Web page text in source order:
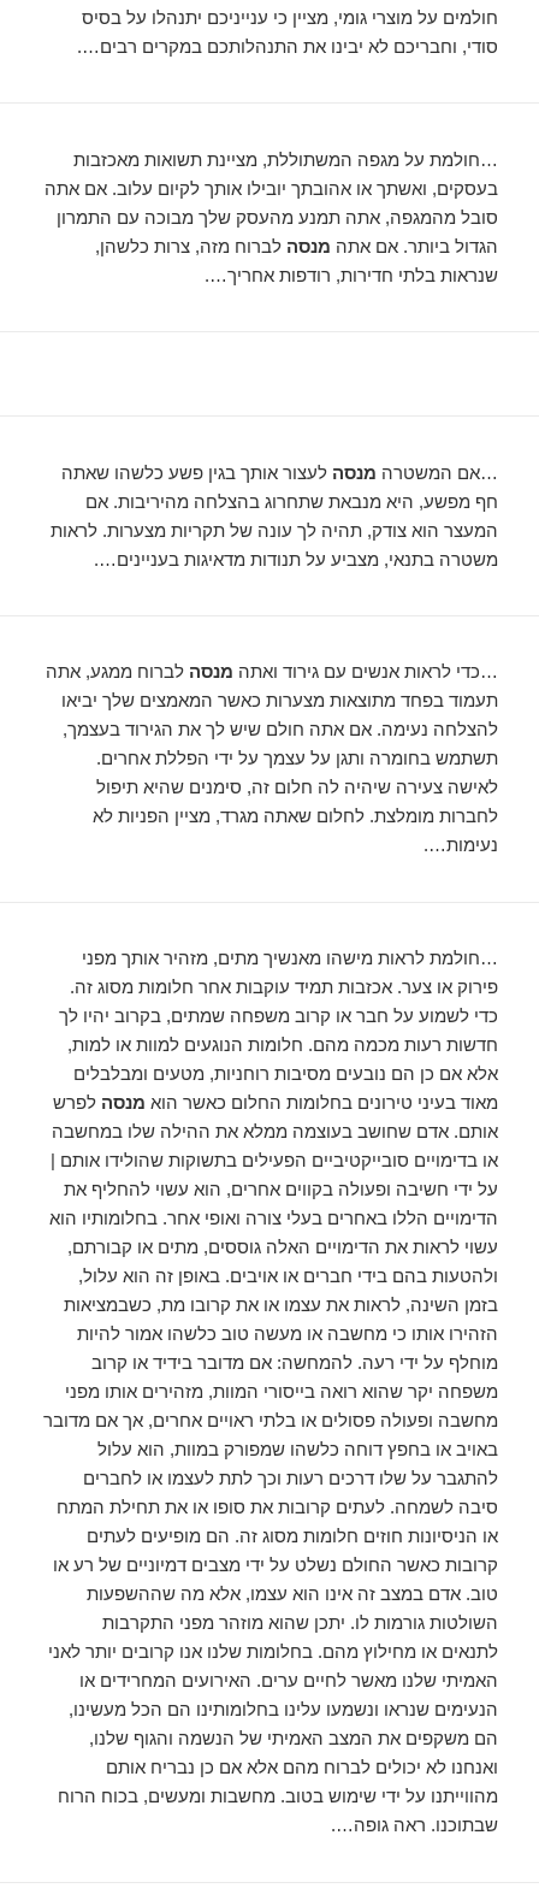
חולמים על מוצרי גומי, מציין כי ענייניכם יתנהלו על בסיס
סודי, וחבריכם לא יבינו את התנהלותכם במקרים רבים….
…חולמת על מגפה המשתוללת, מציינת תשואות מאכזבות
בעסקים, ואשתך או אהובתך יובילו אותך לקיום עלוב. אם אתה
סובל מהמגפה, אתה תמנע מהעסק שלך מבוכה עם התמרון
הגדול ביותר. אם אתה מנסה לברוח מזה, צרות כלשהן,
שנראות בלתי חדירות, רודפות אחריך….
…אם המשטרה מנסה לעצור אותך בגין פשע כלשהו שאתה
חף מפשע, היא מנבאת שתחרוג בהצלחה מהיריבות. אם
המעצר הוא צודק, תהיה לך עונה של תקריות מצערות. לראות
משטרה בתנאי, מצביע על תנודות מדאיגות בעניינים….
…כדי לראות אנשים עם גירוד ואתה מנסה לברוח ממגע, אתה
תעמוד בפחד מתוצאות מצערות כאשר המאמצים שלך יביאו
להצלחה נעימה. אם אתה חולם שיש לך את הגירוד בעצמך,
תשתמש בחומרה ותגן על עצמך על ידי הפללת אחרים.
לאישה צעירה שיהיה לה חלום זה, סימנים שהיא תיפול
לחברות מומלצת. לחלום שאתה מגרד, מציין הפניות לא
נעימות….
…חולמת לראות מישהו מאנשיך מתים, מזהיר אותך מפני
פירוק או צער. אכזבות תמיד עוקבות אחר חלומות מסוג זה.
כדי לשמוע על חבר או קרוב משפחה שמתים, בקרוב יהיו לך
חדשות רעות מכמה מהם. חלומות הנוגעים למוות או למות,
אלא אם כן הם נובעים מסיבות רוחניות, מטעים ומבלבלים
מאוד בעיני טירונים בחלומות החלום כאשר הוא מנסה לפרש
אותם. אדם שחושב בעוצמה ממלא את ההילה שלו במחשבה
או בדימויים סובייקטיביים הפעילים בתשוקות שהולידו אותם |
על ידי חשיבה ופעולה בקווים אחרים, הוא עשוי להחליף את
הדימויים הללו באחרים בעלי צורה ואופי אחר. בחלומותיו הוא
עשוי לראות את הדימויים האלה גוססים, מתים או קבורתם,
ולהטעות בהם בידי חברים או אויבים. באופן זה הוא עלול,
בזמן השינה, לראות את עצמו או את קרובו מת, כשבמציאות
הזהירו אותו כי מחשבה או מעשה טוב כלשהו אמור להיות
מוחלף על ידי רעה. להמחשה: אם מדובר בידיד או קרוב
משפחה יקר שהוא רואה בייסורי המוות, מזהירים אותו מפני
מחשבה ופעולה פסולים או בלתי ראויים אחרים, אך אם מדובר
באויב או בחפץ דוחה כלשהו שמפורק במוות, הוא עלול
להתגבר על שלו דרכים רעות וכך לתת לעצמו או לחברים
סיבה לשמחה. לעתים קרובות את סופו או את תחילת המתח
או הניסיונות חוזים חלומות מסוג זה. הם מופיעים לעתים
קרובות כאשר החולם נשלט על ידי מצבים דמיוניים של רע או
טוב. אדם במצב זה אינו הוא עצמו, אלא מה שההשפעות
השולטות גורמות לו. יתכן שהוא מוזהר מפני התקרבות
לתנאים או מחילוץ מהם. בחלומות שלנו אנו קרובים יותר לאני
האמיתי שלנו מאשר לחיים ערים. האירועים המחרידים או
הנעימים שנראו ונשמעו עלינו בחלומותינו הם הכל מעשינו,
הם משקפים את המצב האמיתי של הנשמה והגוף שלנו,
ואנחנו לא יכולים לברוח מהם אלא אם כן נבריח אותם
מהווייתנו על ידי שימוש בטוב. מחשבות ומעשים, בכוח הרוח
שבתוכנו. ראה גופה….